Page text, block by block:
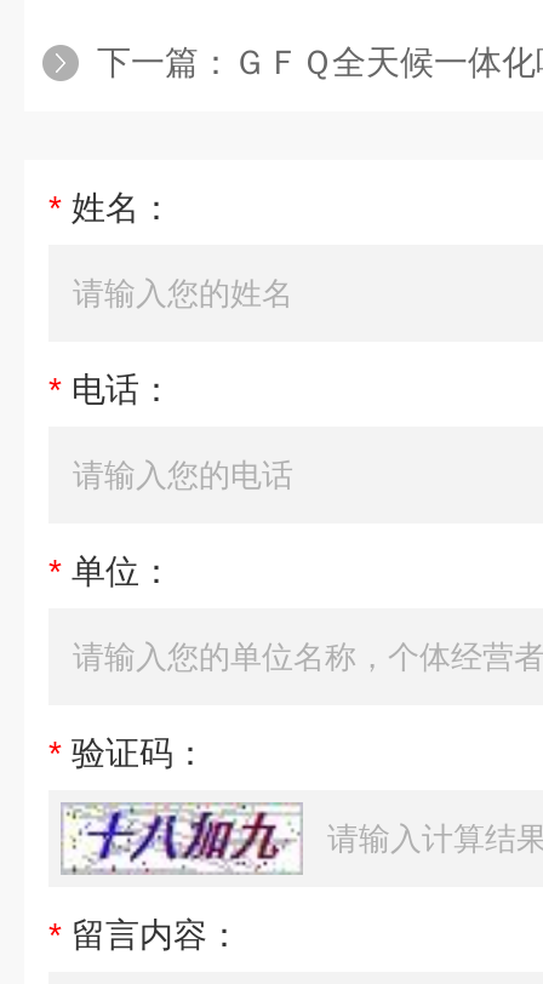
下一篇： ＧＦＱ全天候一体
* 姓名：
* 电话：
* 单位：
* 验证码：
* 留言内容：